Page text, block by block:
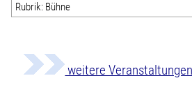
Rubrik: Bühne
weitere Veranstaltungen